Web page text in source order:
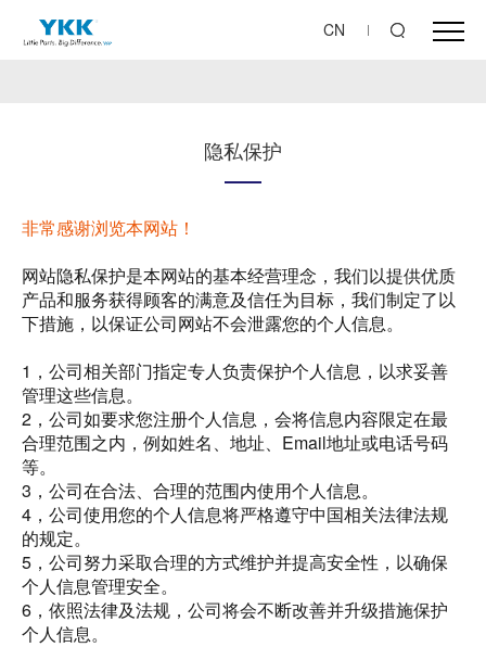
CN
隐私保护
非常感谢浏览本网站！
网站隐私保护是本网站的基本经营理念，我们以提供优质
产品和服务获得顾客的满意及信任为目标，我们制定了以
下措施，以保证公司网站不会泄露您的个人信息。
1，公司相关部门指定专人负责保护个人信息，以求妥善
管理这些信息。
2，公司如要求您注册个人信息，会将信息内容限定在最
合理范围之内，例如姓名、地址、Email地址或电话号码
等。
3，公司在合法、合理的范围内使用个人信息。
4，公司使用您的个人信息将严格遵守中国相关法律法规
的规定。
5，公司努力采取合理的方式维护并提高安全性，以确保
个人信息管理安全。
6，依照法律及法规，公司将会不断改善并升级措施保护
个人信息。